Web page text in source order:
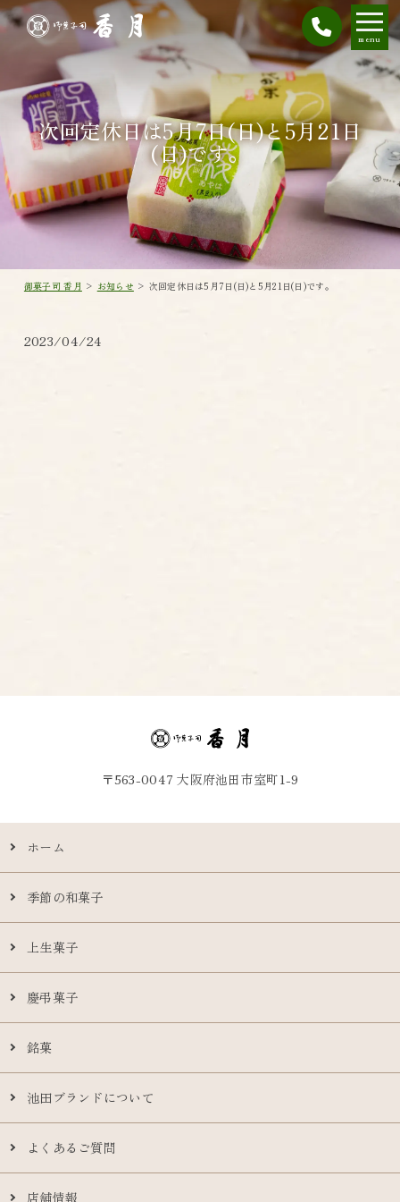
menu
次回定休日は5月7日(日)と5月21日
(日)です。
御菓子司 香月 > お知らせ > 次回定休日は5月7日(日)と5月21日(日)です。
2023/04/24
〒563-0047 大阪府池田市室町1-9
ホーム
季節の和菓子
上生菓子
慶弔菓子
銘菓
池田ブランドについて
よくあるご質問
店舗情報